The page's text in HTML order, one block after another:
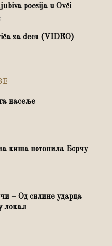
poezija u Ovči
za decu (VIDEO)
насеље
киша потопила Борчу
– Од силине ударца
локал